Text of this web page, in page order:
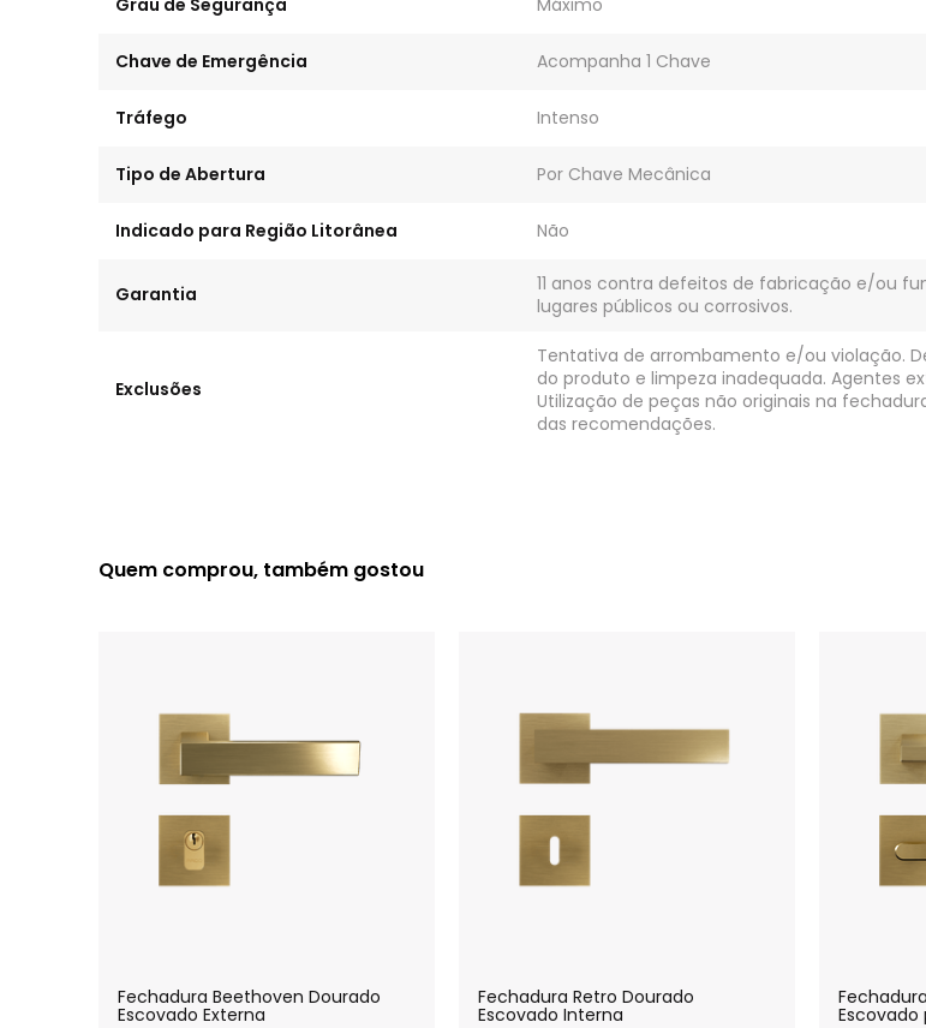
Grau de Segurança Máximo
Chave de Emergência Acompanha 1 Chave
Tráfego Intenso
Tipo de Abertura Por Chave Mecânica
Indicado para Região Litorânea Não
Garantia
11 anos contra defeitos de fabricação e/ou
lugares públicos ou corrosivos.
Exclusões
Tentativa de arrombamento e/ou violação.
do produto e limpeza inadequada. Agentes
Utilização de peças não originais na
das recomendações.
Quem comprou, também gostou
Fechadura Beethoven Dourado
Escovado Externa
Fechadura Retro Dourado
Escovado Interna Escovado